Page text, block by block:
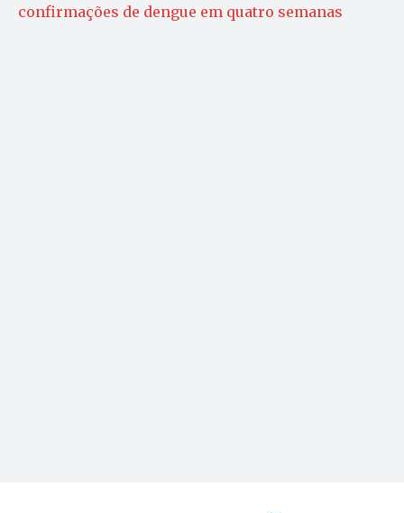
confirmações de dengue em quatro semanas